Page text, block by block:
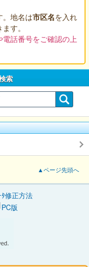
。地名は市区名を入れ
す。
話番号をご確認の上
索
▲ページ先頭へ
修正方法
PC版